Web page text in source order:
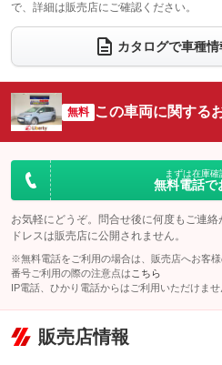
ウォークスルー
：装備あり
電動リアゲート
：装備なし
サイドカメラ
：装備なし
：装備なし
で、詳細は販売店にご確認ください。
カタログで車種
無料 この車両に関する
まずは在庫
無料電話で
お気軽にどうぞ。問合せ後に何度もご連
ドレスは販売店に公開されません。
※無料電話をご利用の場合は、販売店へお客
番号ご利用の際の注意点は こちら
IP電話、ひかり電話からはご利用いただけませ
販売店情報